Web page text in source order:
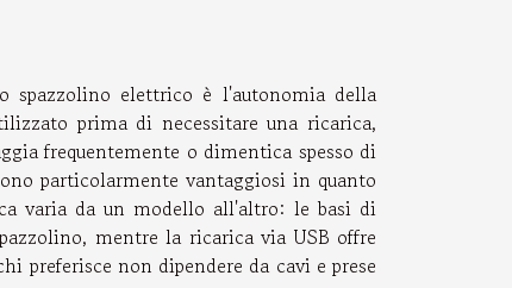
spazzolino elettrico è l'autonomia della
prima di necessitare una ricarica,
frequentemente o dimentica spesso di
particolarmente vantaggiosi in quanto
varia da un modello all'altro: le basi di
mentre la ricarica via USB offre
preferisce non dipendere da cavi e prese